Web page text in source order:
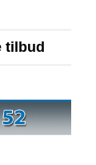
tilbud